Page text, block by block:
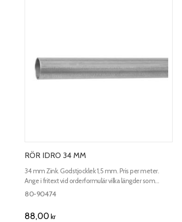
RÖR IDRO 34 MM
34 mm Zink. Godstjocklek 1,5 mm. Pris per meter.
Ange i fritext vid orderformulär vilka längder som
önskas. Max längd 3000 mm.
80-90474
88,00 kr